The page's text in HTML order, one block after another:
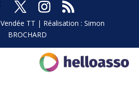
TT | Réalisation : Simon
BROCHARD